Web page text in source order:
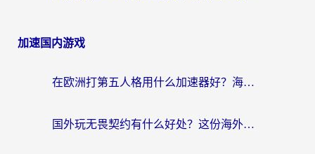
加速国内游戏
在欧洲打第五人格用什么加速器好？海外党亲测有效的国服游戏加速方案
国外玩无畏契约有什么好处？这份海外国服游戏加速指南帮你解决90%的卡顿问题